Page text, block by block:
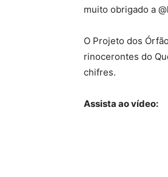
muito obrigado a
O Projeto dos
rinocerontes do
chifres.
Assista ao vídeo: